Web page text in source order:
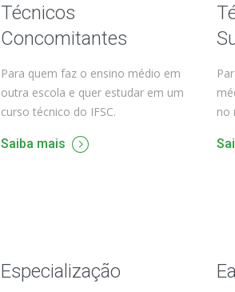
Técnicos
Concomitantes
Para quem faz o ensino médio em
outra escola e quer estudar em um
curso técnico do IFSC.
Saiba mais
no
Especialização